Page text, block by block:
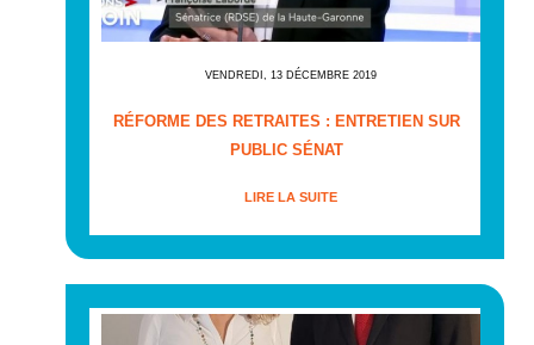
VENDREDI, 13 DÉCEMBRE 2019
RÉFORME DES RETRAITES : ENTRETIEN SUR
PUBLIC SÉNAT
LIRE LA SUITE